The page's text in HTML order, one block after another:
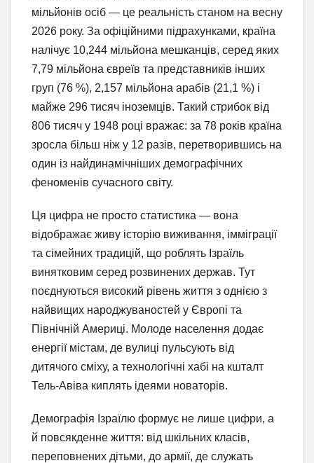
мільйонів осіб — це реальність станом на весну
2026 року. За офіційними підрахунками, країна
налічує 10,244 мільйона мешканців, серед яких
7,79 мільйона євреїв та представників інших
груп (76 %), 2,157 мільйона арабів (21,1 %) і
майже 296 тисяч іноземців. Такий стрибок від
806 тисяч у 1948 році вражає: за 78 років країна
зросла більш ніж у 12 разів, перетворившись на
один із найдинамічніших демографічних
феноменів сучасного світу.
Ця цифра не просто статистика — вона
відображає живу історію виживання, імміграції
та сімейних традицій, що роблять Ізраїль
винятковим серед розвинених держав. Тут
поєднуються високий рівень життя з однією з
найвищих народжуваностей у Європі та
Північній Америці. Молоде населення додає
енергії містам, де вулиці пульсують від
дитячого сміху, а технологічні хабі на кшталт
Тель-Авіва киплять ідеями новаторів.
Демографія Ізраїлю формує не лише цифри, а
й повсякденне життя: від шкільних класів,
переповнених дітьми, до армії, де служать